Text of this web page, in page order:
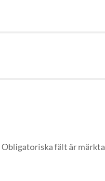
Obligatoriska fält är märkta